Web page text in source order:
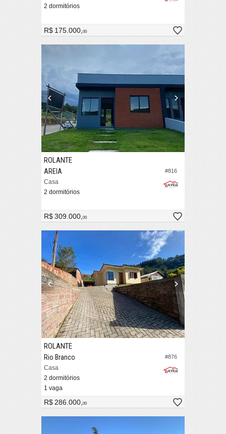
2 dormitórios
R$ 175.000, 00
#816
ROLANTE
AREIA
Casa
2 dormitórios
R$ 309.000, 00
#876
ROLANTE
Rio Branco
Casa
2 dormitórios
1 vaga
R$ 286.000, 00